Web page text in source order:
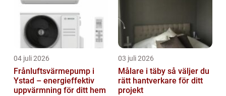
04 juli 2026
Frånluftsvärmepump i
Ystad – energieffektiv
uppvärmning för ditt hem
03 juli 2026
Målare i täby så väljer du
rätt hantverkare för ditt
projekt